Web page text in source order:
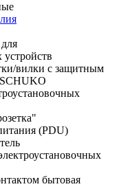
устройств
вилки с защитным
SCHUKO
(PDU)
бытовая